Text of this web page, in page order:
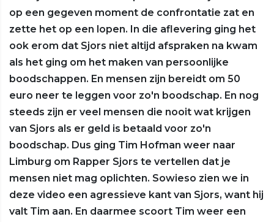
op een gegeven moment de confrontatie zat en
zette het op een lopen. In die aflevering ging het
ook erom dat Sjors niet altijd afspraken na kwam
als het ging om het maken van persoonlijke
boodschappen. En mensen zijn bereidt om 50
euro neer te leggen voor zo'n boodschap. En nog
steeds zijn er veel mensen die nooit wat krijgen
van Sjors als er geld is betaald voor zo'n
boodschap. Dus ging Tim Hofman weer naar
Limburg om Rapper Sjors te vertellen dat je
mensen niet mag oplichten. Sowieso zien we in
deze video een agressieve kant van Sjors, want hij
valt Tim aan. En daarmee scoort Tim weer een